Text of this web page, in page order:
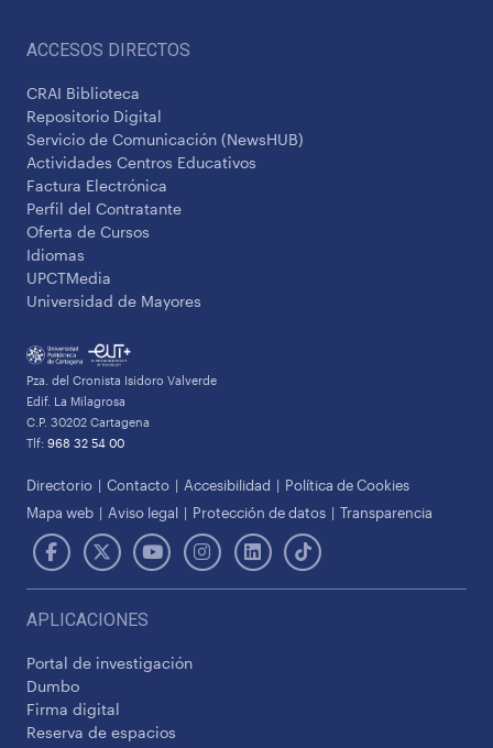
ACCESOS DIRECTOS
CRAI Biblioteca
Repositorio Digital
Servicio de Comunicación (NewsHUB)
Actividades Centros Educativos
Factura Electrónica
Perfil del Contratante
Oferta de Cursos
Idiomas
UPCTMedia
Universidad de Mayores
Pza. del Cronista Isidoro Valverde
Edif. La Milagrosa
C.P. 30202 Cartagena
Tlf: 968 32 54 00
Directorio Contacto Accesibilidad
Política de Cookies
Mapa web
Aviso legal Protección de datos Transparencia
APLICACIONES
Portal de investigación
Dumbo
Firma digital
Reserva de espacios